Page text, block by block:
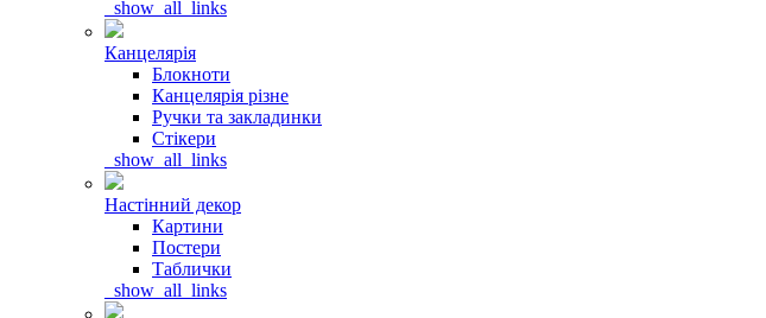
_show_all_links
Канцелярія
Блокноти
Канцелярія різне
Ручки та закладинки
Стікери
_show_all_links
Настінний декор
Картини
Постери
Таблички
_show_all_links